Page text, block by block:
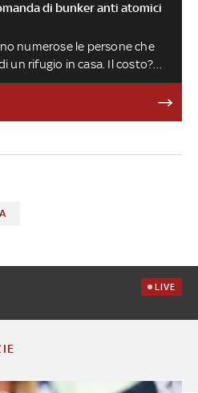
di bunker anti atomici
numerose le persone che
un rifugio in casa. Il costo?
di un’azienda
isteria dovuta alla
LIVE